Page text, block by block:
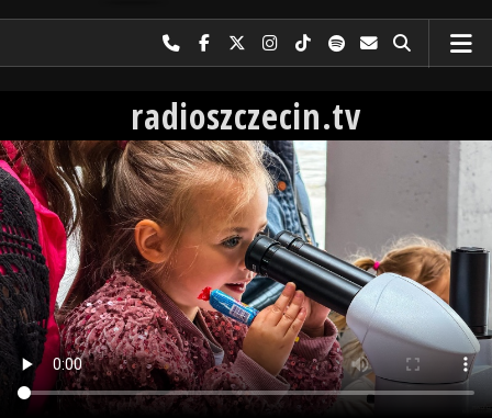
Najlepiej po prostu do nas zadzwoń
Odwiedź nas na Facebook-u
Odwiedź nas na X
Odwiedź nas na Instagram-ie
Odwiedź nas na TikTok-u
Szukaj nas na Spotify
Wyślij do nas
Szukaj
radioszczecin.tv